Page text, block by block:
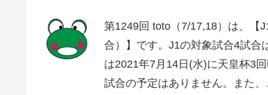
第1249回 toto（7/17,18）は、【
合）】です。J1の対象試合4試合
は2021年7月14日(水)に天皇杯3
試合の予定はありません。また